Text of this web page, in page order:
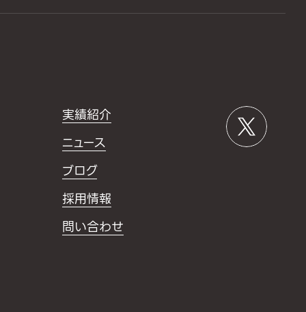
実績紹介
ニュース
ブログ
採用情報
問い合わせ